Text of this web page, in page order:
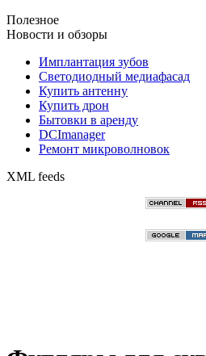
Полезное
Новости и обзоры
Имплантация зубов
Светодиодный медиафасад
Купить антенну
Купить дрон
Бытовки в аренду
DCImanager
Ремонт микроволновок
XML feeds